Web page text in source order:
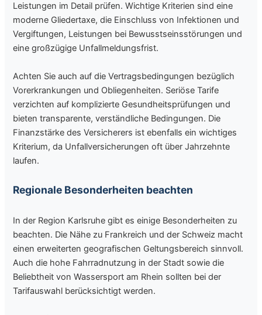
Leistungen im Detail prüfen. Wichtige Kriterien sind eine
moderne Gliedertaxe, die Einschluss von Infektionen und
Vergiftungen, Leistungen bei Bewusstseinsstörungen und
eine großzügige Unfallmeldungsfrist.
Achten Sie auch auf die Vertragsbedingungen bezüglich
Vorerkrankungen und Obliegenheiten. Seriöse Tarife
verzichten auf komplizierte Gesundheitsprüfungen und
bieten transparente, verständliche Bedingungen. Die
Finanzstärke des Versicherers ist ebenfalls ein wichtiges
Kriterium, da Unfallversicherungen oft über Jahrzehnte
laufen.
Regionale Besonderheiten beachten
In der Region Karlsruhe gibt es einige Besonderheiten zu
beachten. Die Nähe zu Frankreich und der Schweiz macht
einen erweiterten geografischen Geltungsbereich sinnvoll.
Auch die hohe Fahrradnutzung in der Stadt sowie die
Beliebtheit von Wassersport am Rhein sollten bei der
Tarifauswahl berücksichtigt werden.